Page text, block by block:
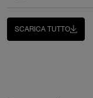
SCARICA TUTTO